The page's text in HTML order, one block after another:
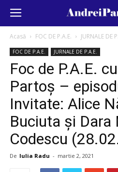
Acasă FOC DE P.A.E. JURNALE DE
FOC DE P.A.E. JURNALE DE P.A.E.
Foc de P.A.E.
Partoș –
Invitate: Alice
Buciuta și Dara
Codescu
De Iulia Radu - martie 2, 2021